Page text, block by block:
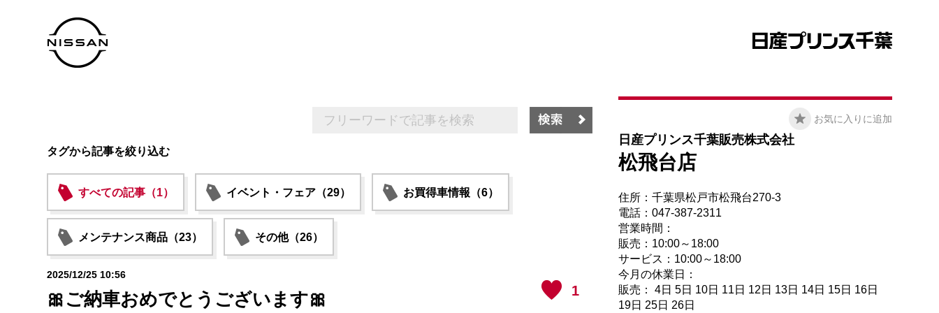
タグから記事を絞り込む
すべての記事（1） イベント・フェア（29） お買得車情報（6）
メンテナンス商品（23） その他（26）
1
2025/12/25 10:56
🎀ご納車おめでとうございます🎀
お気に入りに追加
日産プリンス千葉販売株式会社
松飛台店
住所：千葉県松戸市松飛台270-3
電話：047-387-2311
営業時間：
販売：10:00～18:00
サービス：10:00～18:00
今月の休業日：
販売： 4日 5日 10日 11日 12日 13日 14日 15日 16日
19日 25日 26日